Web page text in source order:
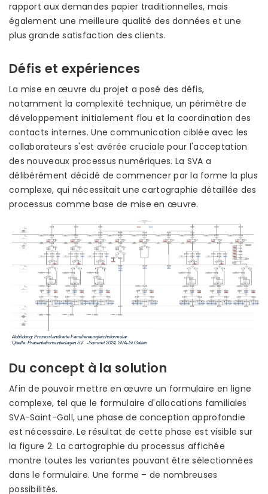
rapport aux demandes papier traditionnelles, mais
également une meilleure qualité des données et une
plus grande satisfaction des clients.
Défis et expériences
La mise en œuvre du projet a posé des défis,
notamment la complexité technique, un périmètre de
développement initialement flou et la coordination des
contacts internes. Une communication ciblée avec les
collaborateurs s'est avérée cruciale pour l'acceptation
des nouveaux processus numériques. La SVA a
délibérément décidé de commencer par la forme la plus
complexe, qui nécessitait une cartographie détaillée des
processus comme base de mise en œuvre.
Du concept à la solution
Afin de pouvoir mettre en œuvre un formulaire en ligne
complexe, tel que le formulaire d'allocations familiales
SVA-Saint-Gall, une phase de conception approfondie
est nécessaire. Le résultat de cette phase est visible sur
la figure 2. La cartographie du processus affichée
montre toutes les variantes pouvant être sélectionnées
dans le formulaire. Une forme – de nombreuses
possibilités.